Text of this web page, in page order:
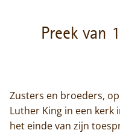
Preek van
Zusters en broeders,
Luther King in een kerk
het einde van zijn